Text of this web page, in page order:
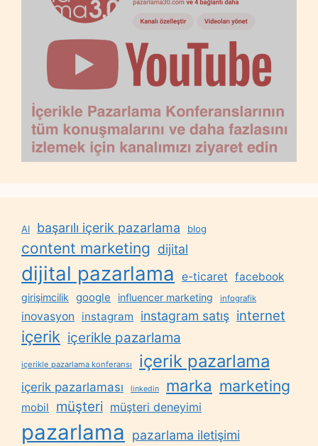
AI başarılı içerik pazarlama blog
content marketing dijital
dijital pazarlama e-ticaret facebook
girişimcilik google influencer marketing infografik
inovasyon instagram instagram satış internet
içerik içerikle pazarlama
içerikle pazarlama konferansı içerik pazarlama
içerik pazarlaması linkedin marka marketing
mobil müşteri müşteri deneyimi
pazarlama
pazarlama iletişimi